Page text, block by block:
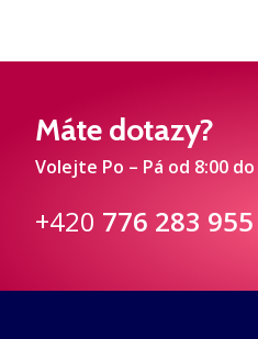
Máte dotazy?
Volejte Po – Pá od 8:00 do
+420 776 283 955